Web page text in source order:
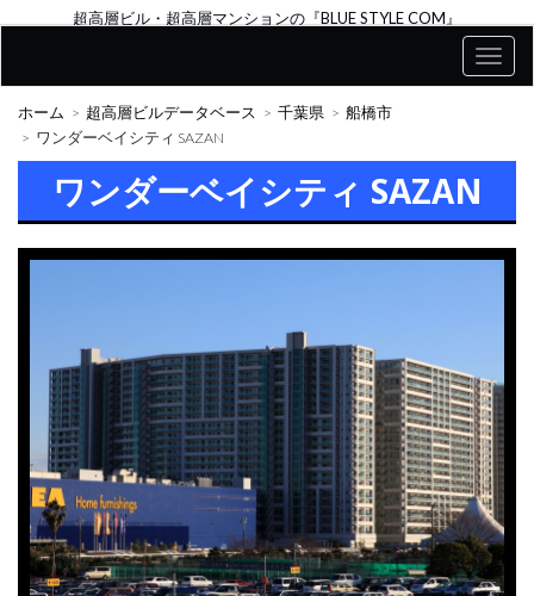
超高層ビル・超高層マンションの『BLUE STYLE COM』
ホーム 超高層ビルデータベース 千葉県
船橋市
ワンダーベイシティ SAZAN
ワンダーベイシティ SAZAN